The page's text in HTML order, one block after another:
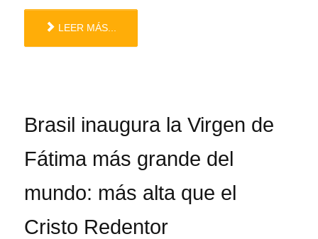
LEER MÁS...
Brasil inaugura la Virgen de
Fátima más grande del
mundo: más alta que el
Cristo Redentor